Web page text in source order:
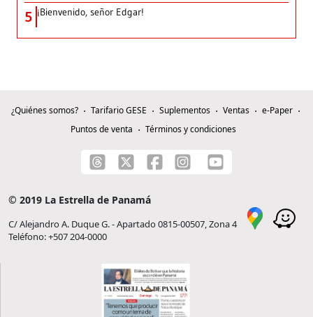
5 ¡Bienvenido, señor Edgar!
¿Quiénes somos? Tarifario GESE Suplementos Ventas
e-Paper
Puntos de venta
Términos y condiciones
© 2019 La Estrella de Panamá
C/ Alejandro A. Duque G. - Apartado 0815-00507, Zona 4
Teléfono: +507 204-0000